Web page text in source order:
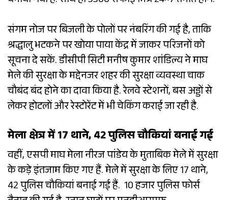
संगम नोज पर बिजली के पोलों पर नंबरिंग की गई है, ताकि
श्रद्धालु भटकने पर खोया पाया केंद्र में जाकर परिजनों को
सूचना दे सकें. डीसीपी सिटी मनीष कुमार शांडिल्य ने माघ
मेले की सुरक्षा के मद्देनजर शहर की सुरक्षा व्यवस्था चाक
चौबंद बंद होने का दावा किया है. रेलवे स्टेशनों, बस अड्डों से
लेकर होटलों और रेस्टोरेंट में भी चेकिंग कराई जा रही है.
मेला क्षेत्र में 17 थाने, 42 पुलिस चौकियां बनाई गई
वहीं, एसपी माघ मेला नीरज पांडेय के मुताबिक मेले में सुरक्षा
के कड़े इंतजाम किए गए हैं. मेले में सुरक्षा के लिए 17 थाने,
42 पुलिस चौकियां बनाई गई हैं. ‌ 10 हजार पुलिस फोर्स